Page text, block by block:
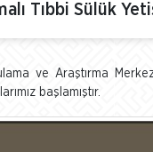
Tıbbi Sülük
ve Araştırma
başlamıştır.